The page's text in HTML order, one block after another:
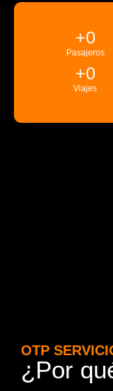
Pasajeros
+0
Viajes
+0
OTP
¿Por